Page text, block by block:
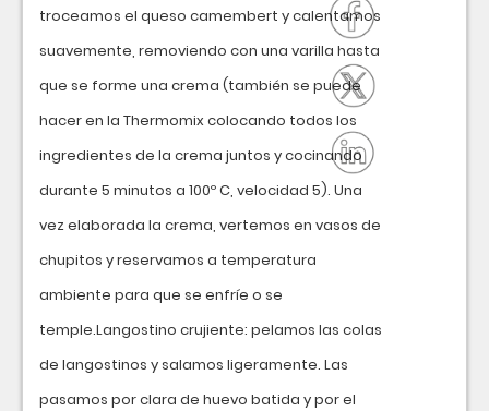
troceamos el queso camembert y calentamos
suavemente, removiendo con una varilla hasta
que se forme una crema (también se puede
hacer en la Thermomix colocando todos los
ingredientes de la crema juntos y cocinando
durante 5 minutos a 100º C, velocidad 5). Una
vez elaborada la crema, vertemos en vasos de
chupitos y reservamos a temperatura
ambiente para que se enfríe o se
temple.Langostino crujiente: pelamos las colas
de langostinos y salamos ligeramente. Las
pasamos por clara de huevo batida y por el